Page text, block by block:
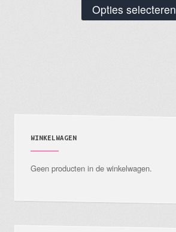
Opties selecteren
WINKELWAGEN
Geen producten in de winkelwagen.